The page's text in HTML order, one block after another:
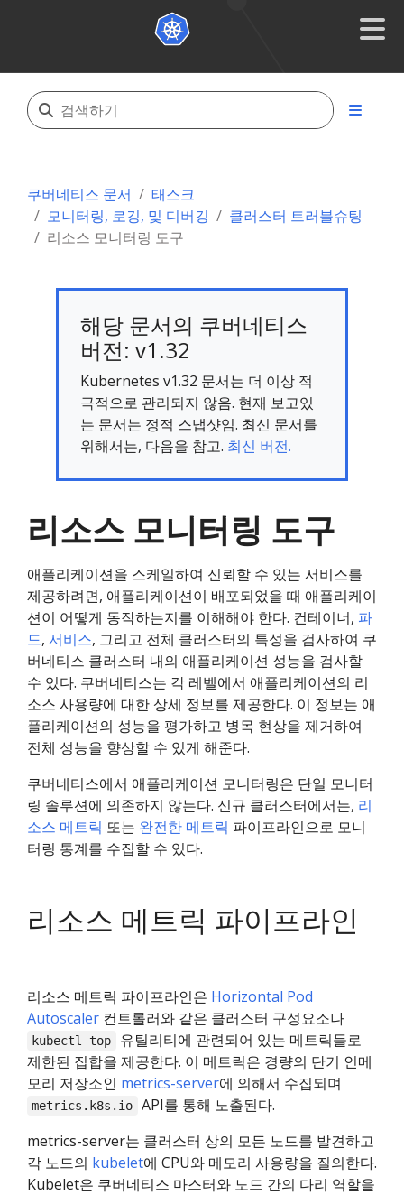
쿠버네티스 문서
태스크
모니터링, 로깅, 및 디버깅
클러스터 트러블슈팅
리소스 모니터링 도구
해당 문서의 쿠버네티스
버전: v1.32
Kubernetes v1.32 문서는 더 이상 적
극적으로 관리되지 않음. 현재 보고있
는 문서는 정적 스냅샷임. 최신 문서를
위해서는, 다음을 참고. 최신 버전.
리소스 모니터링 도구
애플리케이션을 스케일하여 신뢰할 수 있는 서비스를
제공하려면, 애플리케이션이 배포되었을 때 애플리케이
션이 어떻게 동작하는지를 이해해야 한다. 컨테이너, 파
드, 서비스, 그리고 전체 클러스터의 특성을 검사하여 쿠
버네티스 클러스터 내의 애플리케이션 성능을 검사할
수 있다. 쿠버네티스는 각 레벨에서 애플리케이션의 리
소스 사용량에 대한 상세 정보를 제공한다. 이 정보는 애
플리케이션의 성능을 평가하고 병목 현상을 제거하여
전체 성능을 향상할 수 있게 해준다.
쿠버네티스에서 애플리케이션 모니터링은 단일 모니터
링 솔루션에 의존하지 않는다. 신규 클러스터에서는, 리
소스 메트릭 또는 완전한 메트릭 파이프라인으로 모니
터링 통계를 수집할 수 있다.
리소스 메트릭 파이프라인
리소스 메트릭 파이프라인은 Horizontal Pod
Autoscaler 컨트롤러와 같은 클러스터 구성요소나
kubectl top
유틸리티에 관련되어 있는 메트릭들로
제한된 집합을 제공한다. 이 메트릭은 경량의 단기 인메
모리 저장소인 metrics-server에 의해서 수집되며
metrics.k8s.io
API를 통해 노출된다.
metrics-server는 클러스터 상의 모든 노드를 발견하고
각 노드의 kubelet에 CPU와 메모리 사용량을 질의한다.
Kubelet은 쿠버네티스 마스터와 노드 간의 다리 역할을